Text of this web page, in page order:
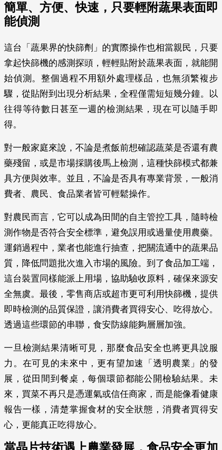
簡單、方便、快速，只要輕附蔬果表面即
能偵測
這台「蔬果界的快篩劑」的實際操作也相當親民，只要
拿起快篩機的感測探頭，輕輕貼附於蔬果表面，就能開
始偵測。整個過程不用額外處理樣品，也無須繁複步
驟，從貼附到出現分析結果，全程僅需短短幾分鐘。以
往得等待數日甚至一週的檢測結果，現在可以隨手即
得。
對一般家庭來說，不論是煮飯前想確認蔬菜是否還有農
藥殘留，或是市場採購後馬上檢測，這種快篩模式都兼
具方便與效率。並且，不論是否具有專業背景，一般消
費者、農民、食品業者皆可輕鬆操作。
對農民而言，它可以成為田間的自主管控工具，隨時檢
測作物是否符合安全標準，避免誤用或過量使用農藥。
運銷過程中，業者也能進行抽查，把關流通中的蔬果品
質，降低問題批次進入市場的風險。到了食品加工端，
這台裝置同樣能派上用場，協助驗收原料，確保來源安
全無虞。最後，零售商店或超市更可利用快篩機，提供
即時檢測的品質保證，讓消費者買得安心、吃得放心。
透過這些環節的串聯，食安防線能夠層層加強。
一旦檢測結果清晰可見，那麼食品安全也將更具說服
力。在可見的未來中，更有望加速「透明農業」的發
展，從田間到餐桌，每個環節都能公開檢驗結果。未
來，買菜不再只是憑運氣或信任商家，而是能像看健康
報告一樣，清楚掌握食材的安全狀態，消費者買得安
心，更能真正吃得放心。
當晶片技術遇上農業發展，食品安全更加